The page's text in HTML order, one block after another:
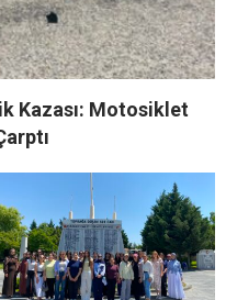
Kazası: Motosiklet